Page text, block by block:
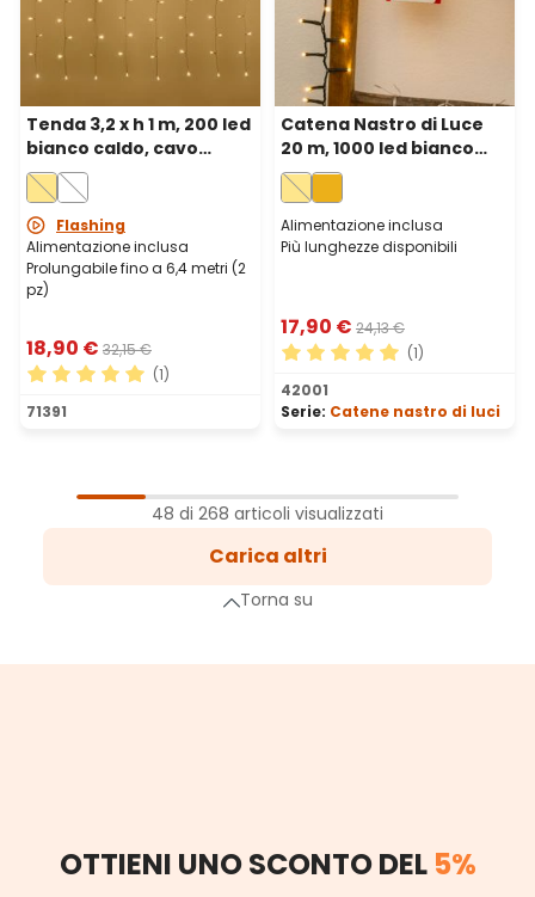
Tenda 3,2 x h 1 m, 200 led
bianco caldo, cavo
bianco, prolungabile
Flashing
Alimentazione inclusa
Prolungabile fino a 6,4 metri (2
pz)
18,90 € 32,15 €
Valutazione media di 5 su 5 stelle
(1)
71391
Catena Nastro di Luce
20 m, 1000 led bianco
caldo, cavo verde
Alimentazione inclusa
Più lunghezze disponibili
17,90 € 24,13 €
Valutazione media di 5 su
(1)
42001
Serie: Catene nastro di luci
48 di 268 articoli visualizzati
Carica altri
Torna su
OTTIENI UNO SCONTO DEL 5%